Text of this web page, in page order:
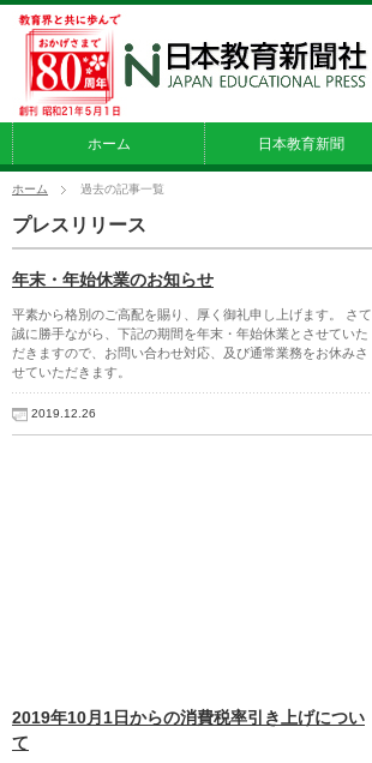
ホーム 日本教育新聞
ホーム 過去の記事一覧
プレスリリース
年末・年始休業のお知らせ
平素から格別のご高配を賜り、厚く御礼申し上げます。 さて
誠に勝手ながら、下記の期間を年末・年始休業とさせていた
だきますので、お問い合わせ対応、及び通常業務をお休みさ
せていただきます。
2019.12.26
2019年10月1日からの消費税率引き上げについ
て